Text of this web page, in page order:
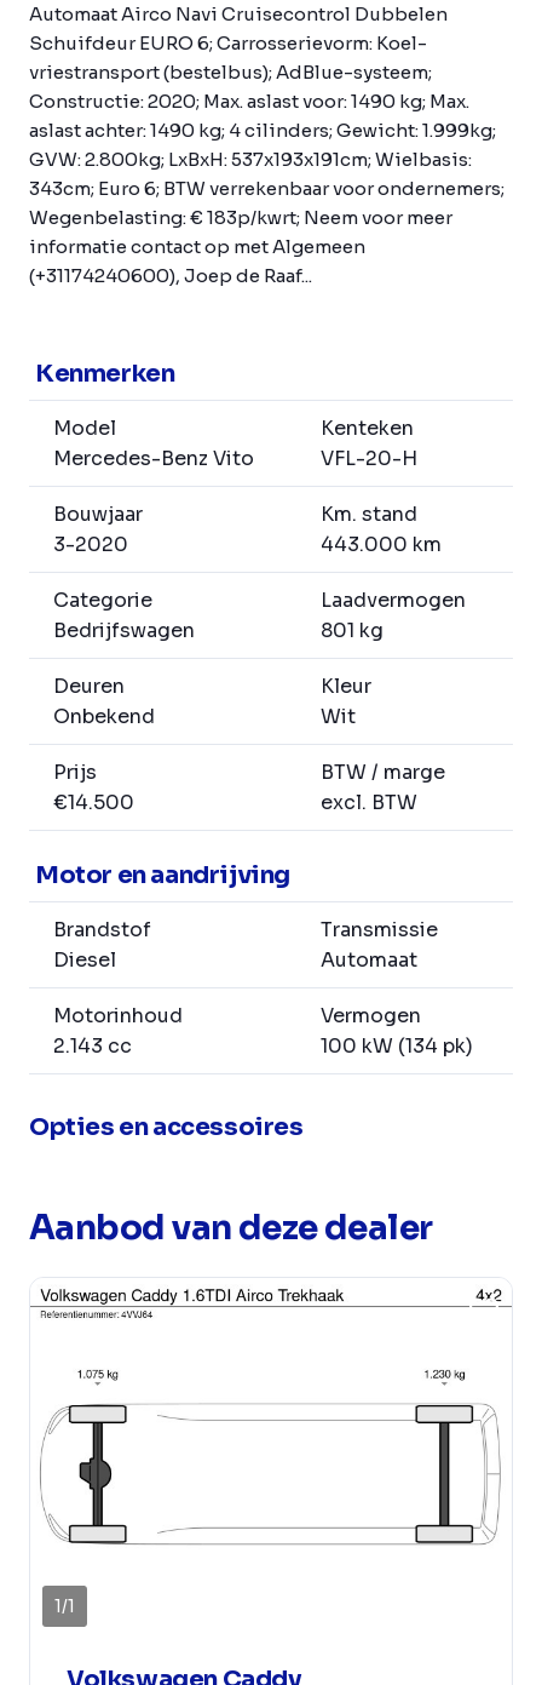
Automaat Airco Navi Cruisecontrol Dubbelen
Schuifdeur EURO 6; Carrosserievorm: Koel-
vriestransport (bestelbus); AdBlue-systeem;
Constructie: 2020; Max. aslast voor: 1490 kg; Max.
aslast achter: 1490 kg; 4 cilinders; Gewicht: 1.999kg;
GVW: 2.800kg; LxBxH: 537x193x191cm; Wielbasis:
343cm; Euro 6; BTW verrekenbaar voor ondernemers;
Wegenbelasting: € 183p/kwrt; Neem voor meer
informatie contact op met Algemeen
(+31174240600), Joep de Raaf...
Kenmerken
Model
Mercedes-Benz Vito
Kenteken
VFL-20-H
Bouwjaar
3-2020
Km. stand
443.000 km
Categorie
Bedrijfswagen
Laadvermogen
801 kg
Deuren
Onbekend
Kleur
Wit
Prijs
€14.500
BTW / marge
excl. BTW
Motor en aandrijving
Brandstof
Diesel
Transmissie
Automaat
Motorinhoud
2.143 cc
Vermogen
100 kW (134 pk)
Opties en accessoires
Aanbod van deze dealer
1/1